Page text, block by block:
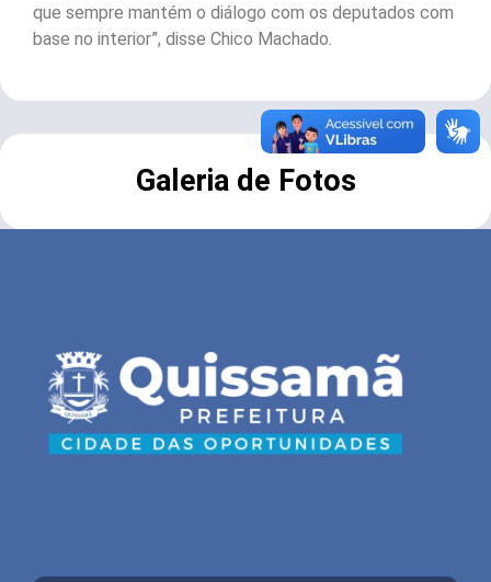
que sempre mantém o diálogo com os deputados com
base no interior”, disse Chico Machado.
Galeria de Fotos